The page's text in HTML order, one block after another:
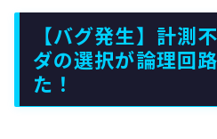
【バグ発生】計測
ダの選択が論理回
た！